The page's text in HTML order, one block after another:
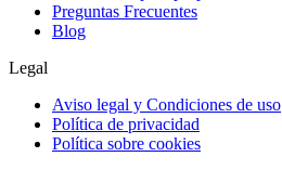
Preguntas Frecuentes
Blog
Legal
Aviso legal y Condiciones de uso
Política de privacidad
Política sobre cookies